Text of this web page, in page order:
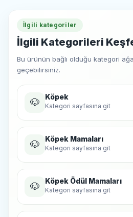
İlgili kategoriler
İlgili Kategorileri
Bu ürünün bağlı olduğu kategori
geçebilirsiniz.
🐶 Köpek
Kategori sayfasına git
🐶 Köpek Mamaları
Kategori sayfasına git
🐶 Köpek Ödül Mamaları
Kategori sayfasına git